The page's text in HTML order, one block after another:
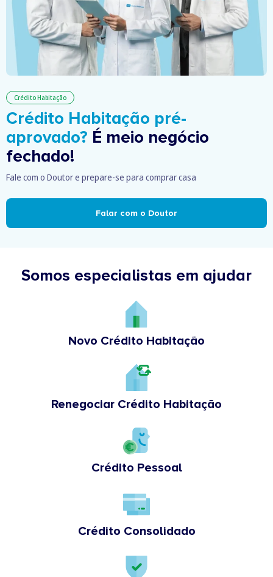
Crédito Habitação
Crédito Habitação pré-
aprovado? É meio negócio
fechado!
Fale com o Doutor e prepare-se para comprar casa
Falar com o Doutor
Somos especialistas em ajudar
Novo Crédito Habitação
Renegociar Crédito Habitação
Crédito Pessoal
Crédito Consolidado